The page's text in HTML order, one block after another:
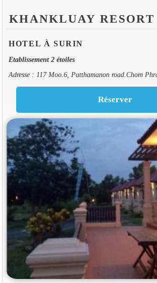
KHANKLUAY RESORT
HOTEL À SURIN
Etablissement 2 étoiles
Adresse : 117 Moo.6, Patthamanon road.Chom